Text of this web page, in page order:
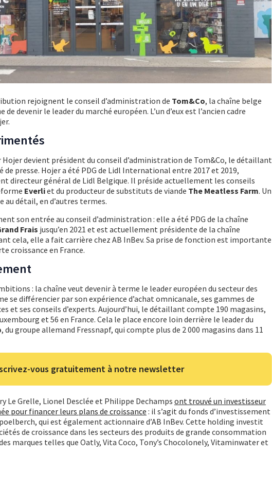
rejoignent le conseil d’administration de Tom&Co, la chaîne belge
devenir le leader du marché européen. L’un d’eux est l’ancien cadre
devient président du conseil d’administration de Tom&Co, le détaillant
de presse. Hojer a été PDG de Lidl International entre 2017 et 2019,
directeur général de Lidl Belgique. Il préside actuellement les conseils
Everliet du producteur de substituts de viande The Meatless Farm. Un
au détail, en d’autres termes.
son entrée au conseil d’administration : elle a été PDG de la chaîne
Frais jusqu’en 2021 et est actuellement présidente de la chaîne
cela, elle a fait carrière chez AB InBev. Sa prise de fonction est importante
croissance en France.
: la chaîne veut devenir à terme le leader européen du secteur des
se différencier par son expérience d’achat omnicanale, ses gammes de
et ses conseils d’experts. Aujourd’hui, le détaillant compte 190 magasins,
et 56 en France. Cela le place encore loin derrière le leader du
, du groupe allemand Fressnapf, qui compte plus de 2 000 magasins dans 11
vous gratuitement à notre newsletter
Le Grelle, Lionel Desclée et Philippe Dechamps ont trouvé un investisseur
pour financer leurs plans de croissance : il s’agit du fonds d’investissement
qui est également actionnaire d’AB InBev. Cette holding investit
de croissance dans les secteurs des produits de grande consommation
marques telles que Oatly, Vita Coco, Tony’s Chocolonely, Vitaminwater et